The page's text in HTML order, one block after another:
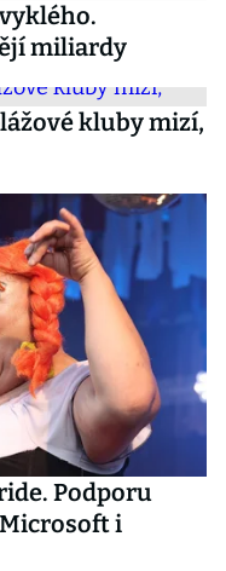
miliardy
kluby mizí,
Podporu
i